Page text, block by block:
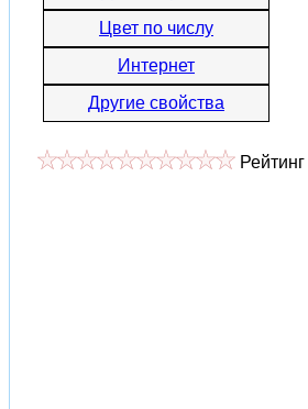
Цвет по числу
Интернет
Другие свойства
Рейтинг